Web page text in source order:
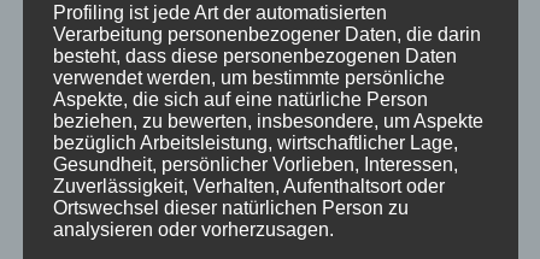
Oktober können Sie mit etwas Glück bei
Einbruch der Dämmerung auf Waldlichtungen
rund um Oberstdorf die Paarungszeit der
Hirsche hautnah erleben. Es ist schon ein ganz
besonderes Ereignis bzw. Naturschauspiel
wenn der...
« Ältere Einträge
Suchen
Profiling ist jede Art der automatisierten
Verarbeitung personenbezogener Daten, die darin
besteht, dass diese personenbezogenen Daten
verwendet werden, um bestimmte persönliche
Aspekte, die sich auf eine natürliche Person
beziehen, zu bewerten, insbesondere, um Aspekte
bezüglich Arbeitsleistung, wirtschaftlicher Lage,
Gesundheit, persönlicher Vorlieben, Interessen,
Zuverlässigkeit, Verhalten, Aufenthaltsort oder
Ortswechsel dieser natürlichen Person zu
analysieren oder vorherzusagen.